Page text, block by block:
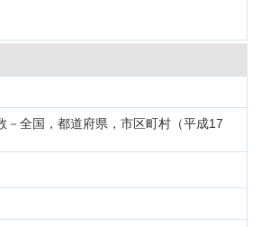
－全国，都道府県，市区町村（平成17